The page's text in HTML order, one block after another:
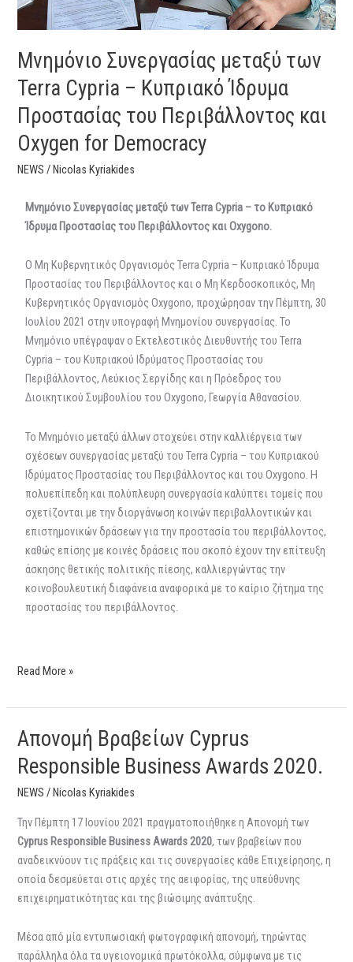
Μνημόνιο Συνεργασίας μεταξύ των
Terra Cypria – Κυπριακό Ίδρυμα
Προστασίας του Περιβάλλοντος και
Oxygen for Democracy
NEWS /Nicolas Kyriakides
Μνημόνιο Συνεργασίας μεταξύ τωνTerra Cypria –το Κυπριακό
Ίδρυμα Προστασίας του Περιβάλλοντος καιOxygono.
Ο Μη Κυβερνητικός Οργανισμός Terra Cypria – Κυπριακό Ίδρυμα
Προστασίας του Περιβάλλοντος και ο Μη Κερδοσκοπικός, Μη
Κυβερνητικός Οργανισμός Oxygono, προχώρησαν την Πέμπτη, 30
Ιουλίου 2021 στην υπογραφή Μνημονίου συνεργασίας. Το
Μνημόνιο υπέγραψαν ο Εκτελεστικός Διευθυντής του Terra
Cypria – του Κυπριακού Ιδρύματος Προστασίας του
Περιβάλλοντος, Λεύκιος Σεργίδης και η Πρόεδρος του
Διοικητικού Συμβουλίου του Oxygono, Γεωργία Αθανασίου.
To Μνημόνιο μεταξύ άλλων στοχεύει στην καλλιέργεια των
σχέσεων συνεργασίας μεταξύ του Terra Cypria – του Κυπριακού
Ιδρύματος Προστασίας του Περιβάλλοντος και του Oxygono. Η
πολυεπίπεδη και πολύπλευρη συνεργασία καλύπτει τομείς που
σχετίζονται με την διοργάνωση κοινών περιβαλλοντικών και
επιστημονικών δράσεων για την προστασία του περιβάλλοντος,
καθώς επίσης με κοινές δράσεις που σκοπό έχουν την επίτευξη
άσκησης θετικής πολιτικής πίεσης, καλλιεργώντας την
κοινοβουλευτική διαφάνεια αναφορικά με το καίριο ζήτημα της
προστασίας του περιβάλλοντος.
Ίδρυμα
Προστασίας
του
Περιβάλλοντος
και
Oxygen
for
Democracy
Read More »
Απονομή Βραβείων Cyprus
Responsible Business Awards 2020.
NEWS /Nicolas Kyriakides
Την Πέμπτη 17 Ιουνίου 2021 πραγματοποιήθηκε η Απονομή των
Cyprus Responsible Business Awards 2020, των βραβείων που
αναδεικνύουν τις πράξεις και τις συνεργασίες κάθε Επιχείρησης, η
οποία δεσμεύεται στις αρχές της αειφορίας, της υπεύθυνης
επιχειρηματικότητας και της βιώσιμης ανάπτυξης.
Μέσα από μία εντυπωσιακή φωτογραφική απονομή, τηρώντας
παράλληλα όλα τα υγειονομικά πρωτόκολλα, σύμφωνα με τις
Απονομή
Cyprus
Responsible
Awards
2020.